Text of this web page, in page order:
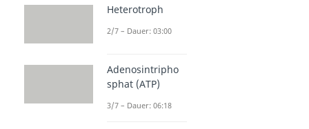
Heterotroph
2/7 – Dauer: 03:00
Adenosintripho
sphat (ATP)
3/7 – Dauer: 06:18